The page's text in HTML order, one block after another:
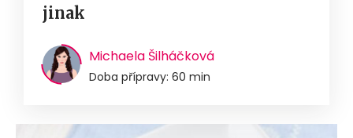
jinak
Michaela Šilháčková
Doba přípravy: 60 min